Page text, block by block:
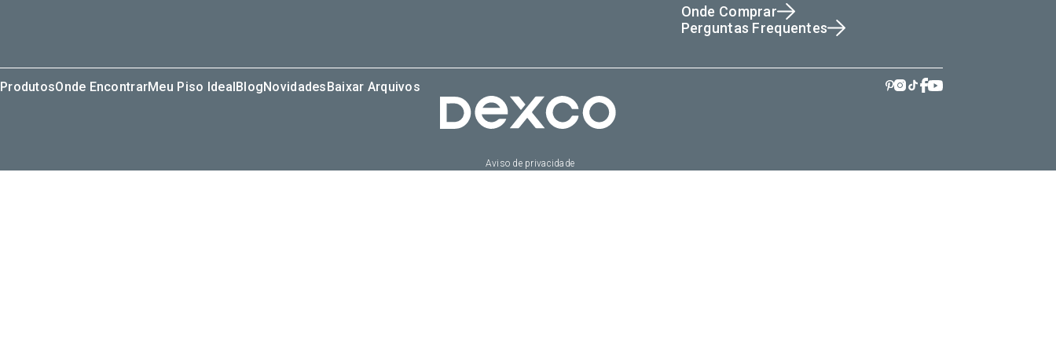
Onde Comprar
Perguntas Frequentes
ProdutosOnde EncontrarMeu Piso IdealBlogNovidadesBaixar Arquivos
Aviso de privacidade